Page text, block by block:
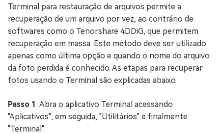
Terminal para restauração de arquivos permite a
recuperação de um arquivo por vez, ao contrário de
softwares como o Tenorshare 4DDiG, que permitem
recuperação em massa. Este método deve ser utilizado
apenas como última opção e quando o nome do arquivo
da foto perdida é conhecido. As etapas para recuperar
fotos usando o Terminal são explicadas abaixo.
Passo 1: Abra o aplicativo Terminal acessando
"Aplicativos", em seguida, "Utilitários" e finalmente
"Terminal".